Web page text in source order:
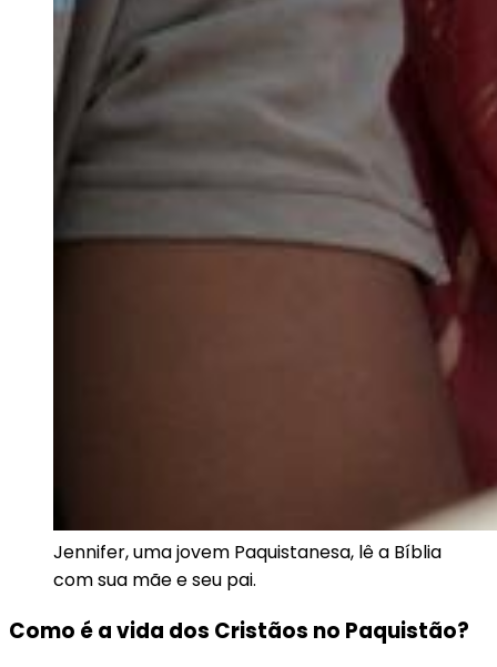
Jennifer, uma jovem Paquistanesa, lê a Bíblia
com sua mãe e seu pai.
Como é a vida dos Cristãos no Paquistão?